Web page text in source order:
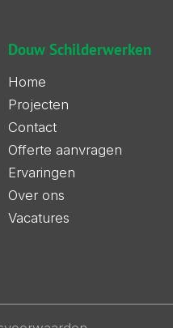
Douw Schilderwerken
Home
Projecten
Contact
Offerte aanvragen
Ervaringen
Over ons
Vacatures